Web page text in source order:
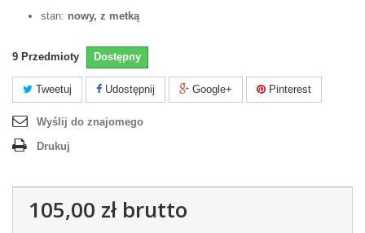
stan: nowy, z metką
9 Przedmioty Dostępny
Tweetuj Udostępnij Google+ Pinterest
Wyślij do znajomego
Drukuj
105,00 złbrutto